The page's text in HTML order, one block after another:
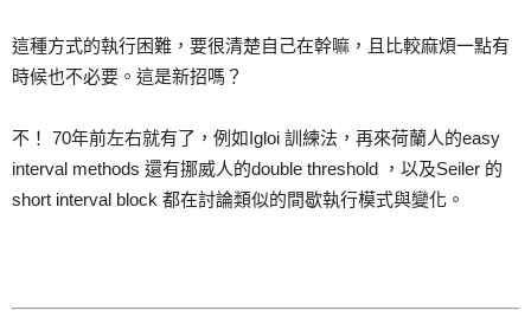
這種方式的執行困難，要很清楚自己在幹嘛，且比較麻煩一點有
時候也不必要。這是新招嗎？
不！ 70年前左右就有了，例如Igloi 訓練法，再來荷蘭人的easy
interval methods 還有挪威人的double threshold ，以及Seiler 的
short interval block 都在討論類似的間歇執行模式與變化。